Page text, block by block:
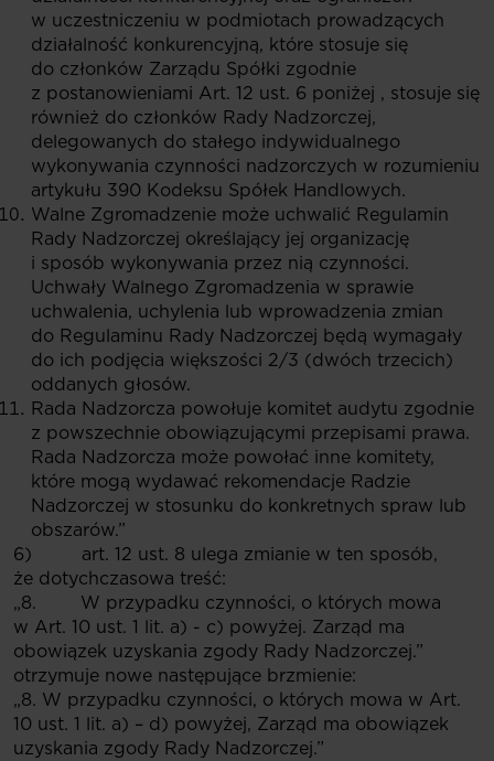
w uczestniczeniu w podmiotach prowadzących
działalność konkurencyjną, które stosuje się
do członków Zarządu Spółki zgodnie
z postanowieniami Art. 12 ust. 6 poniżej , stosuje się
również do członków Rady Nadzorczej,
delegowanych do stałego indywidualnego
wykonywania czynności nadzorczych w rozumieniu
artykułu 390 Kodeksu Spółek Handlowych.
Walne Zgromadzenie może uchwalić Regulamin
Rady Nadzorczej określający jej organizację
i sposób wykonywania przez nią czynności.
Uchwały Walnego Zgromadzenia w sprawie
uchwalenia, uchylenia lub wprowadzenia zmian
do Regulaminu Rady Nadzorczej będą wymagały
do ich podjęcia większości 2/3 (dwóch trzecich)
oddanych głosów.
Rada Nadzorcza powołuje komitet audytu zgodnie
z powszechnie obowiązującymi przepisami prawa.
Rada Nadzorcza może powołać inne komitety,
które mogą wydawać rekomendacje Radzie
Nadzorczej w stosunku do konkretnych spraw lub
obszarów.”
6) art. 12 ust. 8 ulega zmianie w ten sposób,
że dotychczasowa treść:
„8. W przypadku czynności, o których mowa
w Art. 10 ust. 1 lit. a) - c) powyżej. Zarząd ma
obowiązek uzyskania zgody Rady Nadzorczej.”
otrzymuje nowe następujące brzmienie:
„8. W przypadku czynności, o których mowa w Art.
10 ust. 1 lit. a) – d) powyżej, Zarząd ma obowiązek
uzyskania zgody Rady Nadzorczej.”